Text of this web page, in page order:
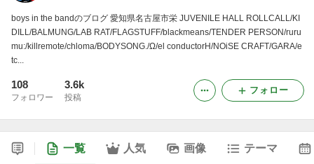
boys in the bandのブログ 愛知県名古屋市栄 JUVENILE HALL ROLLCALL/KI
DILL/BALMUNG/LAB RAT/FLAGSTUFF/blackmeans/TENDER PERSON/ruru
mu:/killremote/chloma/BODYSONG./Ω/el conductorH/NOiSE CRAFT/GARA/e
tc...
108
フォロワー
3.6k
投稿
フォロー
一覧 人気 画像 テーマ